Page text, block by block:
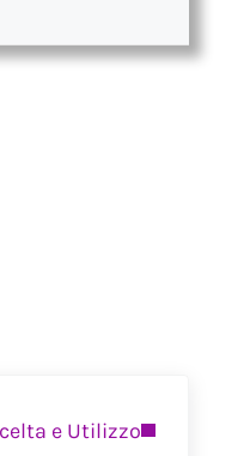
e Utilizzo